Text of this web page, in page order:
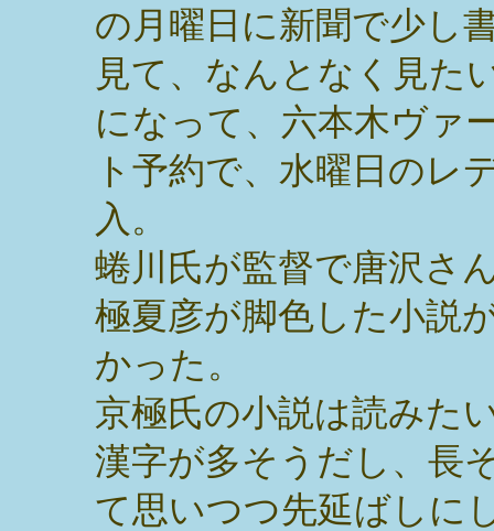
の月曜日に新聞で少し
見て、なんとなく見た
になって、六本木ヴァ
ト予約で、水曜日のレ
入。
蜷川氏が監督で唐沢さ
極夏彦が脚色した小説
かった。
京極氏の小説は読みた
漢字が多そうだし、長
て思いつつ先延ばしに